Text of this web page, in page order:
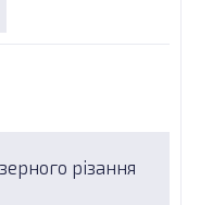
різання